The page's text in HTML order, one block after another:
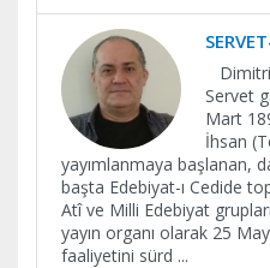
Servet
Mart
İhsan
yayımlanmaya başlanan,
başta Edebiyat-ı Cedide
Atî ve Milli Edebiyat
yayın organı olarak 25
faaliyetini sürd ...